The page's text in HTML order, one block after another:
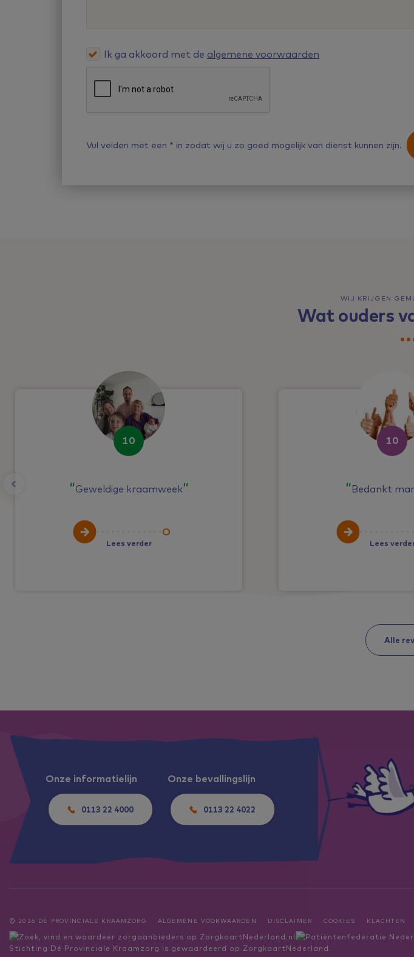
Ik ga akkoord met de algemene voorwaarden
Vul velden met een * in zodat wij u zo goed mogelijk van dienst kunnen zijn.
WIJ KRIJGEN
Wat ouders
10
Geweldige kraamweek
Lees verder
10
Bedankt
Lees
Alle
Onze informatielijn
0113 22 4000
Onze bevallingslijn
0113 22 4022
© 2026 DÉ PROVINCIALE KRAAMZORG ALGEMENE VOORWAARDEN DISCLAIMER COOKIES KLACHTEN
Stichting Dé Provinciale Kraamzorg is gewaardeerd op ZorgkaartNederland.